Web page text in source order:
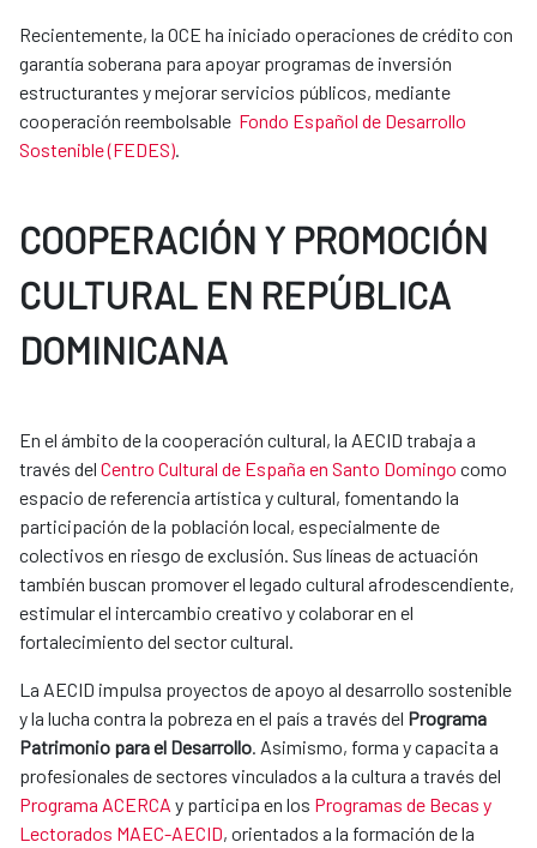
Recientemente, la OCE ha iniciado operaciones de crédito con
garantía soberana para apoyar programas de inversión
estructurantes y mejorar servicios públicos, mediante
cooperación reembolsable Fondo Español de Desarrollo
Sostenible (FEDES).
COOPERACIÓN Y PROMOCIÓN
CULTURAL EN REPÚBLICA
DOMINICANA
En el ámbito de la cooperación cultural, la AECID trabaja a
través del Centro Cultural de España en Santo Domingo como
espacio de referencia artística y cultural, fomentando la
participación de la población local, especialmente de
colectivos en riesgo de exclusión. Sus líneas de actuación
también buscan promover el legado cultural afrodescendiente,
estimular el intercambio creativo y colaborar en el
fortalecimiento del sector cultural.
La AECID impulsa proyectos de apoyo al desarrollo sostenible
y la lucha contra la pobreza en el país a través del Programa
Patrimonio para el Desarrollo. Asimismo, forma y capacita a
profesionales de sectores vinculados a la cultura a través del
Programa ACERCA y participa en los Programas de Becas y
Lectorados MAEC-AECID, orientados a la formación de la